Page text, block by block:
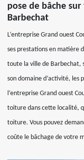
pose de bâche
Barbechat
L’entreprise Grand ouest
ses prestations en matière
toute la ville de Barbechat,
son domaine d’activité, les
l’entreprise Grand ouest
toiture dans cette localité,
toiture. Vous pouvez
coûte le bâchage de votre